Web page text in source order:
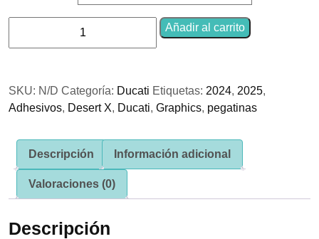
precios:
€119.00
€159.00
X
cantidad
Añadir al carrito
SKU: N/D Categoría: Ducati Etiquetas: 2024, 2025,
Adhesivos, Desert X, Ducati, Graphics, pegatinas
Descripción Información adicional
Valoraciones (0)
Descripción
Para que
podamos
funcionalidad
y estructura
de la web, en
se usa la